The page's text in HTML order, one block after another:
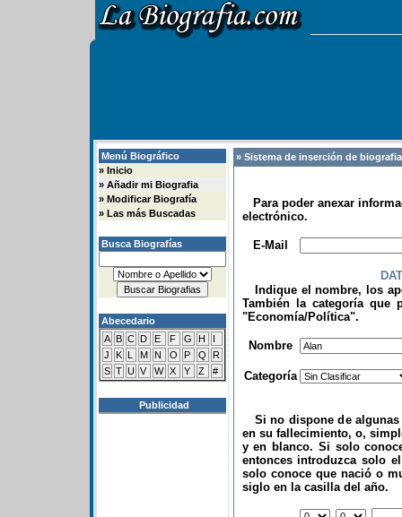
Menú Biográfico
» Inicio
» Añadir mi Biografia
» Modificar Biografía
» Las más Buscadas
Busca Biografías
Abecedario
A B C D E F G H
I
J
K L M N O P Q
R
S T U V W X Y Z #
Publicidad
» Sistema de inserción de
Para poder anexar
electrónico.
E-Mail
Indique el nombre, los
También la categoría que
"Economía/Política".
Nombre
Categoría
Si no dispone de algunas
en su fallecimiento, o,
y en blanco. Si solo
entonces introduzca solo
solo conoce que nació o
siglo en la casilla del año.